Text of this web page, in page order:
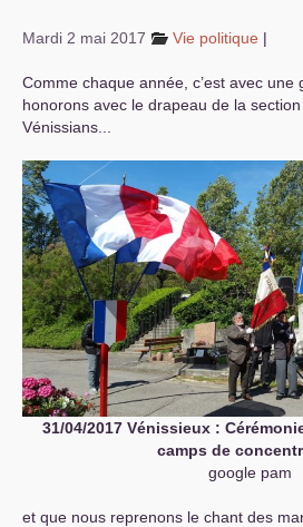
Comprendre...
Vie du site
Mardi 2 mai 2017 Vie politique |
Comme chaque année, c’est avec
honorons avec le drapeau de la section
Vénissians...
31/04/2017 Vénissieux :
camps de
google pam
et que nous reprenons le chant des